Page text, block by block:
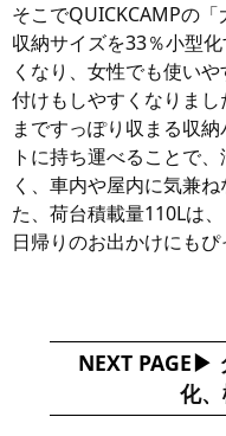
そこでQUICKCAMPの「
収納サイズを33％小型
くなり、女性でも使い
付けもしやすくなりま
まですっぽり収まる収
トに持ち運べることで
く、車内や屋内に気兼
た、荷台積載量110Lは
日帰りのお出かけにもぴ
NEXT PAGE
化